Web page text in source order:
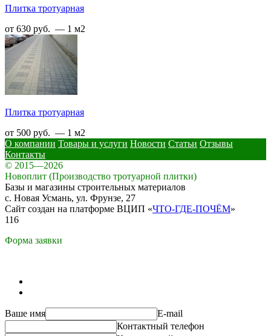
Плитка тротуарная
от 630 руб. — 1 м2
Плитка тротуарная
от 500 руб. — 1 м2
О компании Товары и услуги Новости Статьи Отзывы
Контакты
© 2015—2026
Новоплит (Производство тротуарной плитки)
Базы и магазины строительных материалов
с. Новая Усмань, ул. Фрунзе, 27
Сайт создан на платформе ВЦИП «ЧТО-ГДЕ-ПОЧЁМ»
116
Форма заявки
Ваше имя
E-mail
Контактный телефон